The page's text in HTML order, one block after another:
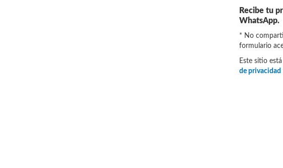
Recibe tu
WhatsApp.
* No
formulario
Este sitio
de privacidad